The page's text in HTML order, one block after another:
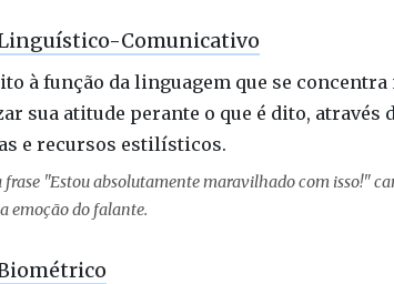
Comunicativo
à função da linguagem que se concentra
sua atitude perante o que é dito, através
e recursos estilísticos.
frase "Estou absolutamente maravilhado com isso!"
emoção do falante.